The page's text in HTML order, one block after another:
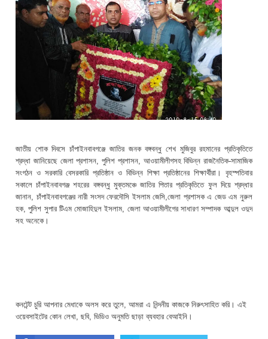
জাতীয় শোক দিবসে চাঁপাইনবাবগঞ্জে জাতির জনক বঙ্গবন্ধু শেখ মুজিবুর রহমানের প্রতিকৃতিতে
শ্রদ্ধা জানিয়েছে জেলা প্রশাসন, পুলিশ প্রশাসন, আওয়ামীলীগসহ বিভিন্ন রাজনৈতিক-সামাজিক
সংগঠন ও সরকারি বেসরকারি প্রতিষ্ঠান ও বিভিন্ন শিক্ষা প্রতিষ্ঠানের শিক্ষার্থীরা। বৃহস্পতিবার
সকালে চাঁপাইনবাবগঞ্জ শহরের বঙ্গবন্ধু মুক্তমঞ্চে জাতির পিতার প্রতিকৃতিতে ফুল দিয়ে শ্রদ্ধার
জানান, চাঁপাইনবাবগঞ্জের নারী সংসদ ফেরদৌসি ইসলাম জেসি,জেলা প্রশাসক এ জেড এম নুরুল
হক, পুলিশ সুপার টিএম মোজাহিদুল ইসলাম, জেলা আওয়ামীলীগের সাধারণ সম্পাদক আব্দুল ওদুদ
সহ অনেকে।
কনটেন্ট চুরি আপনার মেধাকে অলস করে তুলে, আমরা এ নিন্দনীয় কাজকে নিরুৎসাহিত করি। এই
ওয়েবসাইটের কোন লেখা, ছবি, ভিডিও অনুমতি ছাড়া ব্যবহার বেআইনি।